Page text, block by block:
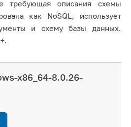
требующая описания схемы
как NoSQL, использует
и схему базы данных.
x86_64-8.0.26-